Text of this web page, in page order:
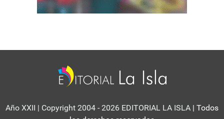
Año XXII | Copyright 2004 - 2026 EDITORIAL LA ISLA | Todos